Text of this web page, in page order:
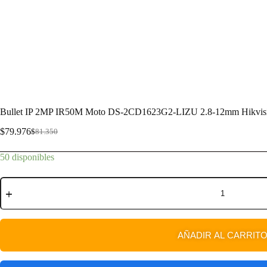
Bullet IP 2MP IR50M Moto DS-2CD1623G2-LIZU 2.8-12mm
$81.350
$79.976
50 disponibles
AÑADIR AL CARRITO